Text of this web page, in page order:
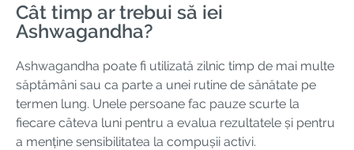
Cât timp ar trebui să iei
Ashwagandha?
Ashwagandha poate fi utilizată zilnic timp de mai multe
săptămâni sau ca parte a unei rutine de sănătate pe
termen lung. Unele persoane fac pauze scurte la
fiecare câteva luni pentru a evalua rezultatele și pentru
a menține sensibilitatea la compușii activi.